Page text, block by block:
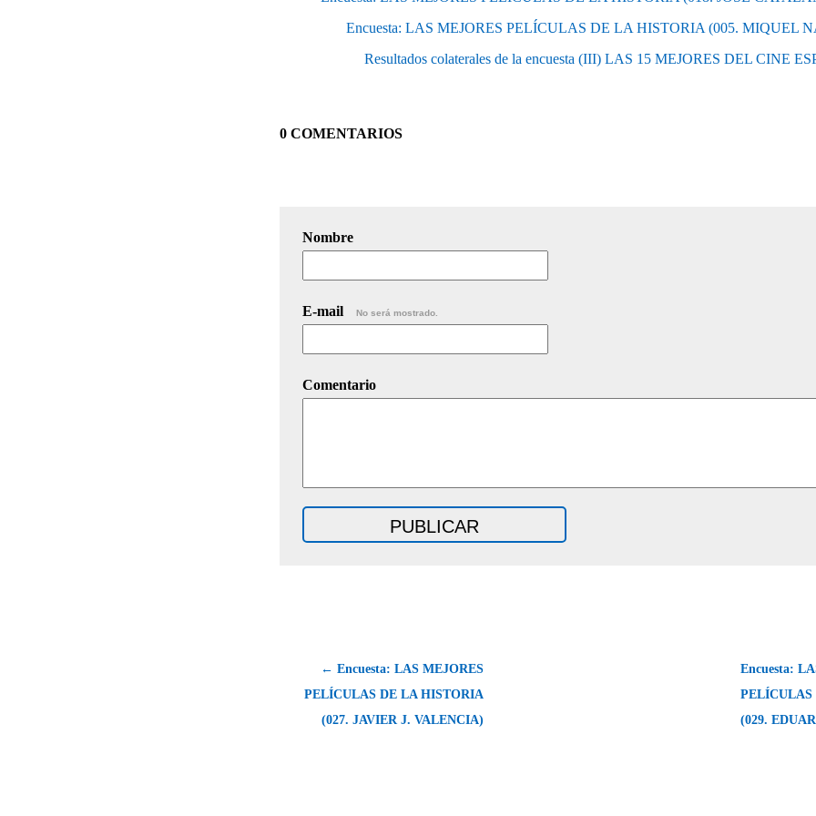
Encuesta: LAS MEJORES PELÍCULAS DE LA HISTORIA (005. MIQUEL
Resultados colaterales de la encuesta (III) LAS 15 MEJORES DEL CINE
0 COMENTARIOS
Nombre
E-mail No será mostrado.
Comentario
← Encuesta: LAS MEJORES
PELÍCULAS DE LA HISTORIA
(027. JAVIER J. VALENCIA)
Encuesta:
PELÍCULAS
(029.